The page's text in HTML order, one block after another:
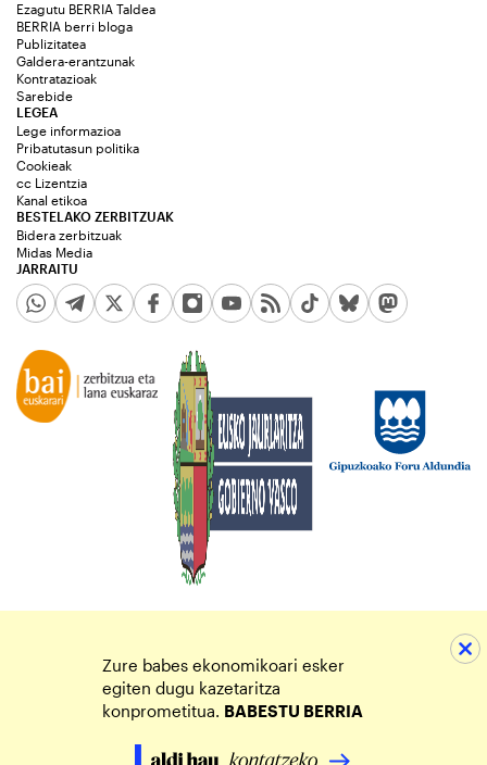
Ezagutu BERRIA Taldea
BERRIA berri bloga
Publizitatea
Galdera-erantzunak
Kontratazioak
Sarebide
JARRAITU
LEGEA
Lege informazioa
Pribatutasun politika
Cookieak
cc Lizentzia
Kanal etikoa
BESTELAKO ZERBITZUAK
Bidera zerbitzuak
Midas Media
Zure babes ekonomikoari esker
egiten dugu kazetaritza
konprometitua. BABESTU BERRIA